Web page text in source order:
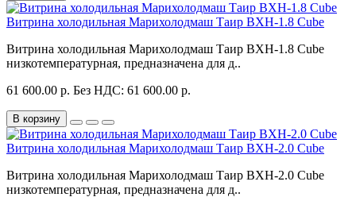
Витрина холодильная Марихолодмаш Таир ВХН-1.8 Cube
Витрина холодильная Марихолодмаш Таир ВХН-1.8 Cube
низкотемпературная, предназначена для д..
61 600.00 р. Без НДС: 61 600.00 р.
В корзину
Витрина холодильная Марихолодмаш Таир ВХН-2.0 Cube
Витрина холодильная Марихолодмаш Таир ВХН-2.0 Cube
низкотемпературная, предназначена для д..